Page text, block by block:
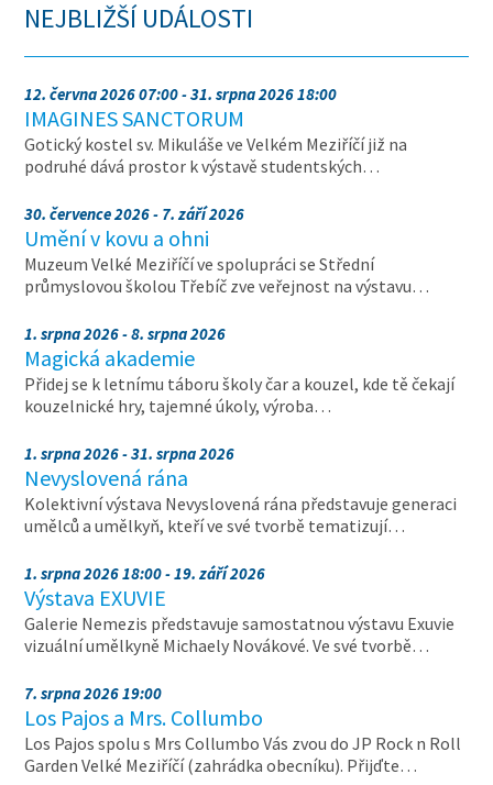
NEJBLIŽŠÍ UDÁLOSTI
12. června 2026 07:00 - 31. srpna 2026 18:00
IMAGINES SANCTORUM
Gotický kostel sv. Mikuláše ve Velkém Meziříčí již na
podruhé dává prostor k výstavě studentských…
30. července 2026 - 7. září 2026
Umění v kovu a ohni
Muzeum Velké Meziříčí ve spolupráci se Střední
průmyslovou školou Třebíč zve veřejnost na výstavu…
1. srpna 2026 - 8. srpna 2026
Magická akademie
Přidej se k letnímu táboru školy čar a kouzel, kde tě čekají
kouzelnické hry, tajemné úkoly, výroba…
1. srpna 2026 - 31. srpna 2026
Nevyslovená rána
Kolektivní výstava Nevyslovená rána představuje generaci
umělců a umělkyň, kteří ve své tvorbě tematizují…
1. srpna 2026 18:00 - 19. září 2026
Výstava EXUVIE
Galerie Nemezis představuje samostatnou výstavu Exuvie
vizuální umělkyně Michaely Novákové. Ve své tvorbě…
7. srpna 2026 19:00
Los Pajos a Mrs. Collumbo
Los Pajos spolu s Mrs Collumbo Vás zvou do JP Rock n Roll
Garden Velké Meziříčí (zahrádka obecníku). Přijďte…